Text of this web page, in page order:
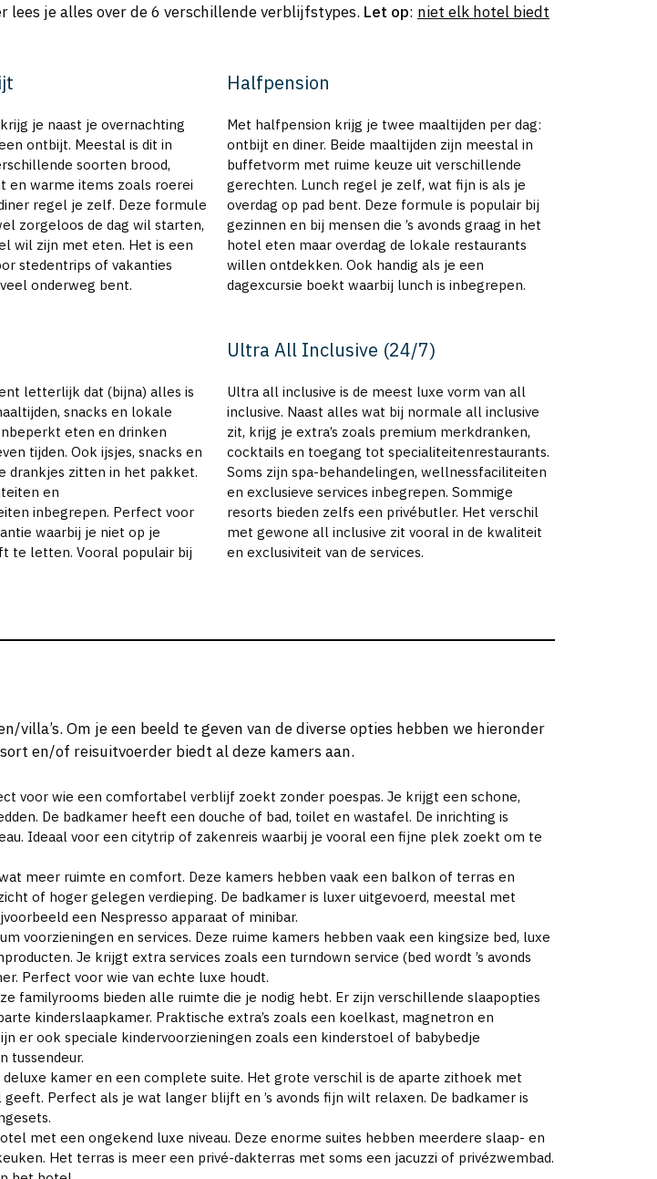
je alles over de 6 verschillende verblijfstypes. Let op: niet elk hotel biedt
je naast je overnachting
ontbijt. Meestal is dit in
soorten brood,
en warme items zoals roerei
regel je zelf. Deze formule
zorgeloos de dag wil starten,
wil zijn met eten. Het is een
stedentrips of vakanties
onderweg bent.
Halfpension
Met halfpension krijg je twee maaltijden per dag:
ontbijt en diner. Beide maaltijden zijn meestal in
buffetvorm met ruime keuze uit verschillende
gerechten. Lunch regel je zelf, wat fijn is als je
overdag op pad bent. Deze formule is populair bij
gezinnen en bij mensen die ’s avonds graag in het
hotel eten maar overdag de lokale restaurants
willen ontdekken. Ook handig als je een
dagexcursie boekt waarbij lunch is inbegrepen.
letterlijk dat (bijna) alles is
snacks en lokale
eten en drinken
tijden. Ook ijsjes, snacks en
drankjes zitten in het pakket.
en
inbegrepen. Perfect voor
waarbij je niet op je
te letten. Vooral populair bij
Ultra All Inclusive (24/7)
Ultra all inclusive is de meest luxe vorm van all
inclusive. Naast alles wat bij normale all inclusive
zit, krijg je extra’s zoals premium merkdranken,
cocktails en toegang tot specialiteitenrestaurants.
Soms zijn spa-behandelingen, wellnessfaciliteiten
en exclusieve services inbegrepen. Sommige
resorts bieden zelfs een privébutler. Het verschil
met gewone all inclusive zit vooral in de kwaliteit
en exclusiviteit van de services.
Om je een beeld te geven van de diverse opties hebben we hieronder
en/of reisuitvoerder biedt al deze kamers aan.
voor wie een comfortabel verblijf zoekt zonder poespas. Je krijgt een schone,
De badkamer heeft een douche of bad, toilet en wastafel. De inrichting is
Ideaal voor een citytrip of zakenreis waarbij je vooral een fijne plek zoekt om te
meer ruimte en comfort. Deze kamers hebben vaak een balkon of terras en
of hoger gelegen verdieping. De badkamer is luxer uitgevoerd, meestal met
een Nespresso apparaat of minibar.
voorzieningen en services. Deze ruime kamers hebben vaak een kingsize bed, luxe
Je krijgt extra services zoals een turndown service (bed wordt ’s avonds
Perfect voor wie van echte luxe houdt.
familyrooms bieden alle ruimte die je nodig hebt. Er zijn verschillende slaapopties
kinderslaapkamer. Praktische extra’s zoals een koelkast, magnetron en
er ook speciale kindervoorzieningen zoals een kinderstoel of babybedje
tussendeur.
kamer en een complete suite. Het grote verschil is de aparte zithoek met
Perfect als je wat langer blijft en ’s avonds fijn wilt relaxen. De badkamer is
met een ongekend luxe niveau. Deze enorme suites hebben meerdere slaap- en
Het terras is meer een privé-dakterras met soms een jacuzzi of privézwembad.